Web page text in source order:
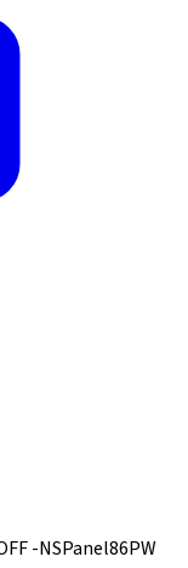
-NSPanel86PW